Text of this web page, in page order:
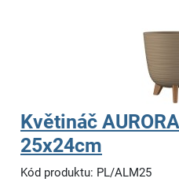
Květináč
25x24cm
Kód produktu: PL/ALM25